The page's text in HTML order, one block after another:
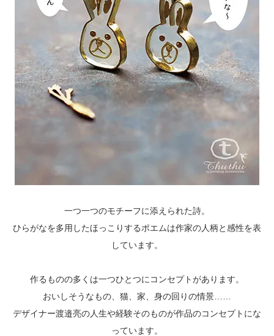
一つ一つのモチーフに添えられた詩。
ひらがなを多用したほっこりするポエムは作家の人柄と感性を表
しています。
作るものの多くは一つひとつにコンセプトがあります。
おいしそうなもの、猫、家、身の回りの情景……
デザイナー渡邉亮の人生や経験そのものが作品のコンセプトにな
っています。